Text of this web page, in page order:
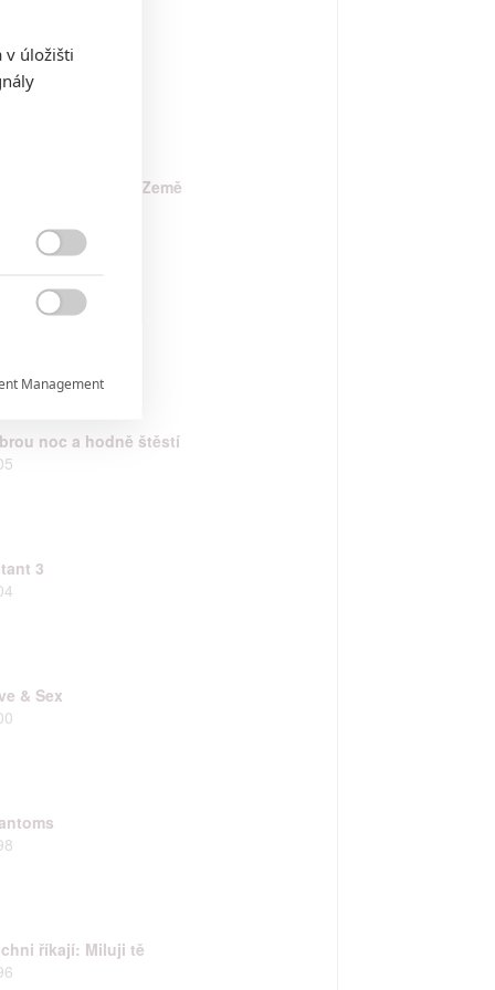
3
kdy se zastavila Země
noc a hodně štěstí
3
& Sex
říkají: Miluji tě
v úložišti


chyb,
Management